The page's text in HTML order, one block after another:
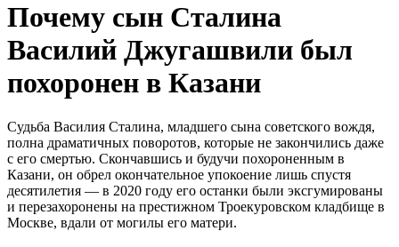
Почему сын Сталина
Василий Джугашвили был
похоронен в Казани
Судьба Василия Сталина, младшего сына советского вождя,
полна драматичных поворотов, которые не закончились даже
с его смертью. Скончавшись и будучи похороненным в
Казани, он обрел окончательное упокоение лишь спустя
десятилетия — в 2020 году его останки были эксгумированы
и перезахоронены на престижном Троекуровском кладбище в
Москве, вдали от могилы его матери.